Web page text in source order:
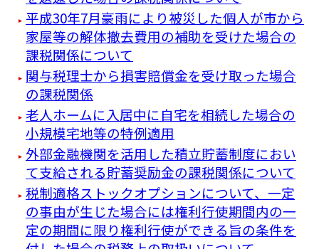
平成30年7月豪雨により被災した個人が市から
家屋等の解体撤去費用の補助を受けた場合の
課税関係について
関与税理士から損害賠償金を受け取った場合
の課税関係
老人ホームに入居中に自宅を相続した場合の
小規模宅地等の特例適用
外部金融機関を活用した積立貯蓄制度におい
て支給される貯蓄奨励金の課税関係について
税制適格ストックオプションについて、一定
の事由が生じた場合には権利行使期間内の一
定の期間に限り権利行使ができる旨の条件を